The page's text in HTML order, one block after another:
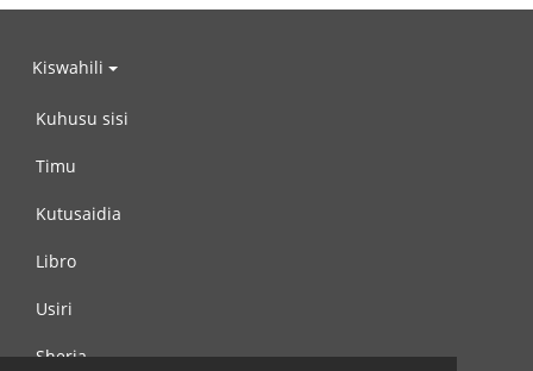
Kiswahili
Kuhusu sisi
Timu
Kutusaidia
Libro
Usiri
Sheria